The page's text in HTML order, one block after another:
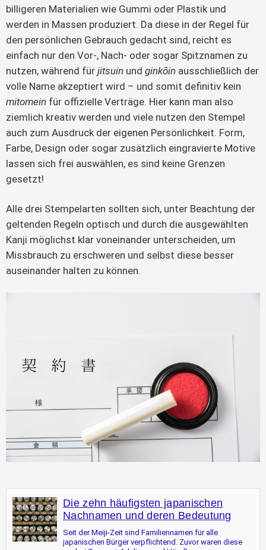
billigeren Materialien wie Gummi oder Plastik und
werden in Massen produziert. Da diese in der Regel für
den persönlichen Gebrauch gedacht sind, reicht es
einfach nur den Vor-, Nach- oder sogar Spitznamen zu
nutzen, während für jitsuin und ginkōin ausschließlich der
volle Name akzeptiert wird – und somit definitiv kein
mitomein für offizielle Verträge. Hier kann man also
ziemlich kreativ werden und viele nutzen den Stempel
auch zum Ausdruck der eigenen Persönlichkeit. Form,
Farbe, Design oder sogar zusätzlich eingravierte Motive
lassen sich frei auswählen, es sind keine Grenzen
gesetzt!
Alle drei Stempelarten sollten sich, unter Beachtung der
geltenden Regeln optisch und durch die ausgewählten
Kanji möglichst klar voneinander unterscheiden, um
Missbrauch zu erschweren und selbst diese besser
auseinander halten zu können.
Die zehn häufigsten japanischen
Nachnamen und deren Bedeutung
Seit der Meiji-Zeit sind Familiennamen für alle
japanischen Bürger verpflichtend. Zuvor waren diese